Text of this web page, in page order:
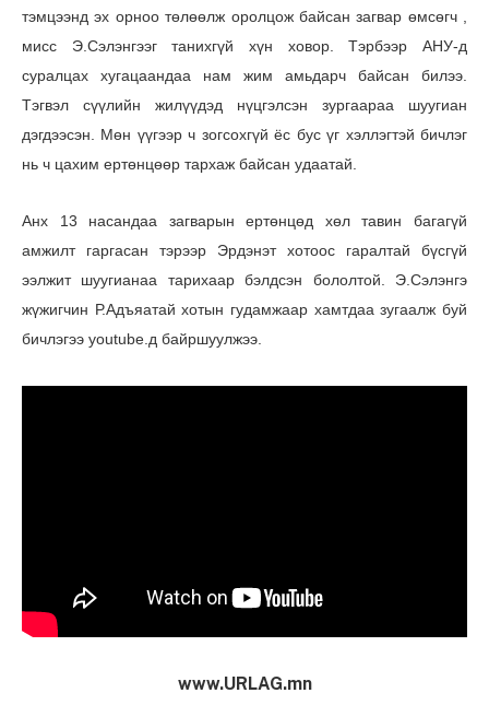
тэмцээнд эх орноо төлөөлж оролцож байсан загвар өмсөгч ,
мисс Э.Сэлэнгээг танихгүй хүн ховор. Тэрбээр АНУ-д
суралцах хугацаандаа нам жим амьдарч байсан билээ.
Тэгвэл сүүлийн жилүүдэд нүцгэлсэн зургаараа шуугиан
дэгдээсэн. Мөн үүгээр ч зогсохгүй ёс бус үг хэллэгтэй бичлэг
нь ч цахим ертөнцөөр тархаж байсан удаатай.
Анх 13 насандаа загварын ертөнцөд хөл тавин багагүй
амжилт гаргасан тэрээр Эрдэнэт хотоос гаралтай бүсгүй
ээлжит шуугианаа тарихаар бэлдсэн бололтой. Э.Сэлэнгэ
жүжигчин Р.Адъяатай хотын гудамжаар хамтдаа зугаалж буй
бичлэгээ youtube.д байршуулжээ.
www.URLAG.mn